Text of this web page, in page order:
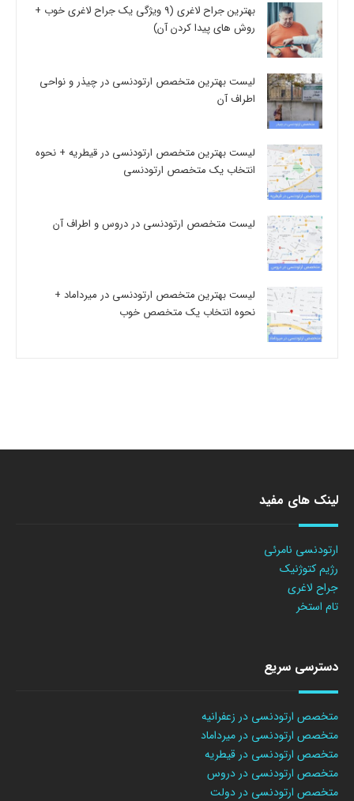
بهترین جراح لاغری (9 ویژگی یک جراح لاغری خوب +
روش های پیدا کردن آن)
لیست بهترین متخصص ارتودنسی در چیذر و نواحی
اطراف آن
لیست بهترین متخصص ارتودنسی در قیطریه + نحوه
انتخاب یک متخصص ارتودنسی
لیست متخصص ارتودنسی در دروس و اطراف آن
لیست بهترین متخصص ارتودنسی در میرداماد +
نحوه انتخاب یک متخصص خوب
لینک های مفید
ارتودنسی نامرئی
رژیم کتوژنیک
جراح لاغری
تام استخر
دسترسی سریع
متخصص ارتودنسی در زعفرانیه
متخصص ارتودنسی در میرداماد
متخصص ارتودنسی در قیطریه
متخصص ارتودنسی در دروس
متخصص ارتودنسی در دولت